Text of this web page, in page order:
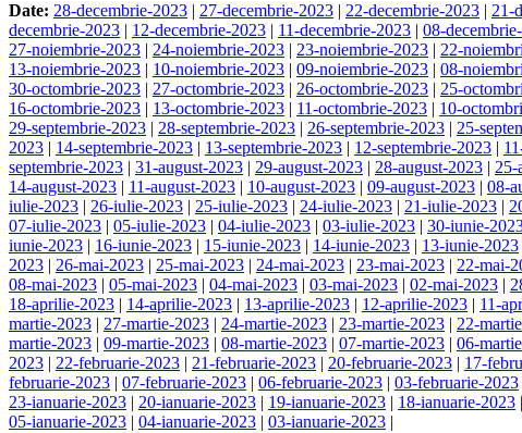
Date: 28-decembrie-2023 | 27-decembrie-2023 | 22-decembrie-2023 | 21-
decembrie-2023 | 12-decembrie-2023 | 11-decembrie-2023 | 08-
27-noiembrie-2023 | 24-noiembrie-2023 | 23-noiembrie-2023 | 22-
13-noiembrie-2023 | 10-noiembrie-2023 | 09-noiembrie-2023 | 08-
30-octombrie-2023 | 27-octombrie-2023 | 26-octombrie-2023 | 25-
16-octombrie-2023 | 13-octombrie-2023 | 11-octombrie-2023 | 10-
29-septembrie-2023 | 28-septembrie-2023 | 26-septembrie-2023 | 25-
2023 | 14-septembrie-2023 | 13-septembrie-2023 | 12-septembrie-2023 |
septembrie-2023 | 31-august-2023 | 29-august-2023 | 28-august-2023 | 25-
14-august-2023 | 11-august-2023 | 10-august-2023 | 09-august-2023 | 08-
iulie-2023 | 26-iulie-2023 | 25-iulie-2023 | 24-iulie-2023 | 21-iulie-2023 |
07-iulie-2023 | 05-iulie-2023 | 04-iulie-2023 | 03-iulie-2023 | 30-iunie-
iunie-2023 | 16-iunie-2023 | 15-iunie-2023 | 14-iunie-2023 | 13-iunie-2023
2023 | 26-mai-2023 | 25-mai-2023 | 24-mai-2023 | 23-mai-2023 | 22-mai-
08-mai-2023 | 05-mai-2023 | 04-mai-2023 | 03-mai-2023 | 02-mai-2023 |
18-aprilie-2023 | 14-aprilie-2023 | 13-aprilie-2023 | 12-aprilie-2023 | 11-
martie-2023 | 27-martie-2023 | 24-martie-2023 | 23-martie-2023 | 22-
martie-2023 | 09-martie-2023 | 08-martie-2023 | 07-martie-2023 | 06-
2023 | 22-februarie-2023 | 21-februarie-2023 | 20-februarie-2023 | 17-
februarie-2023 | 07-februarie-2023 | 06-februarie-2023 | 03-februarie-2023
23-ianuarie-2023 | 20-ianuarie-2023 | 19-ianuarie-2023 | 18-ianuarie-2023 |
05-ianuarie-2023 | 04-ianuarie-2023 | 03-ianuarie-2023 |